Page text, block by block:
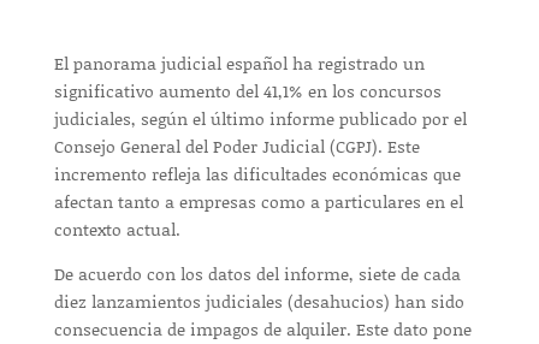
El panorama judicial español ha registrado un
significativo aumento del 41,1% en los concursos
judiciales, según el último informe publicado por el
Consejo General del Poder Judicial (CGPJ). Este
incremento refleja las dificultades económicas que
afectan tanto a empresas como a particulares en el
contexto actual.
De acuerdo con los datos del informe, siete de cada
diez lanzamientos judiciales (desahucios) han sido
consecuencia de impagos de alquiler. Este dato pone